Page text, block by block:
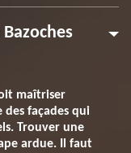
maîtriser
des façades qui
Trouver une
ardue. Il faut